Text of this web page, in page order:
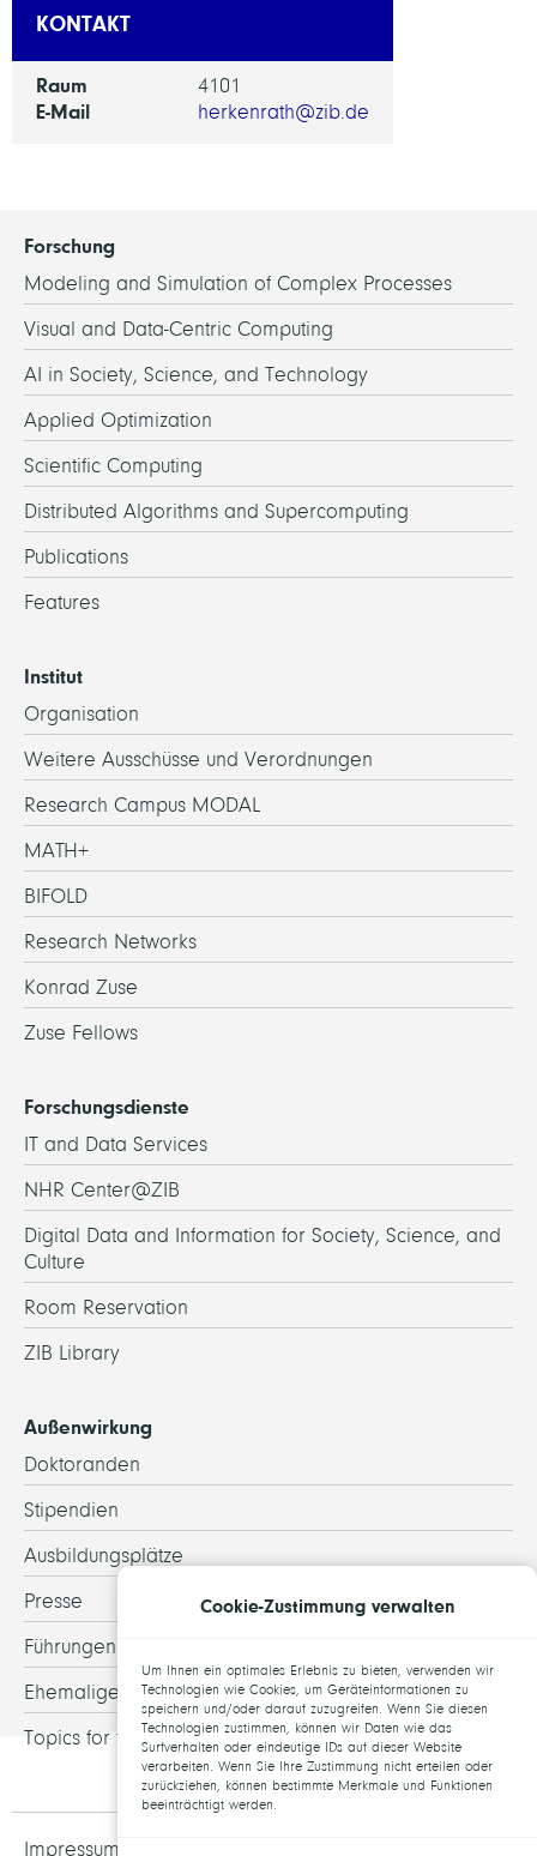
KONTAKT
Raum 4101
E-Mail herkenrath@zib.de
Forschung
Modeling and Simulation of Complex Processes
Visual and Data-Centric Computing
AI in Society, Science, and Technology
Applied Optimization
Scientific Computing
Distributed Algorithms and Supercomputing
Publications
Features
Institut
Organisation
Weitere Ausschüsse und Verordnungen
Research Campus MODAL
MATH+
BIFOLD
Research Networks
Konrad Zuse
Zuse Fellows
Forschungsdienste
IT and Data Services
NHR Center@ZIB
Digital Data and Information for Society, Science, and
Culture
Room Reservation
ZIB Library
Außenwirkung
Doktoranden
Stipendien
Ausbildungsplätze
Presse
Führungen
Ehemalige
Topics for theses
Impressum und Datenschutz
Cookie-Zustimmung verwalten
Um Ihnen ein optimales Erlebnis zu bieten, verwenden wir
Technologien wie Cookies, um Geräteinformationen zu
speichern und/oder darauf zuzugreifen. Wenn Sie diesen
Technologien zustimmen, können wir Daten wie das
Surfverhalten oder eindeutige IDs auf dieser Website
verarbeiten. Wenn Sie Ihre Zustimmung nicht erteilen oder
zurückziehen, können bestimmte Merkmale und Funktionen
beeinträchtigt werden.